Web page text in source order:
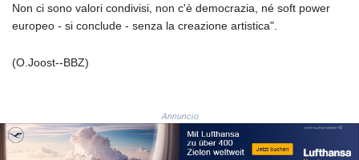
MNT
4144.000792
MWK
2001.953827
MXN 19.792091
Non ci sono valori condivisi, non c'è democrazia, né soft power
europeo - si conclude - senza la creazione artistica".
(O.Joost--BBZ)
Annuncio